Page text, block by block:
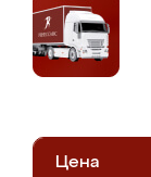
Цена